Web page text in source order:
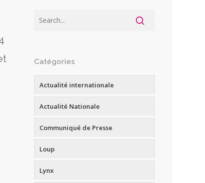
Catégories
Actualité internationale
Actualité Nationale
Communiqué de Presse
Loup
Lynx